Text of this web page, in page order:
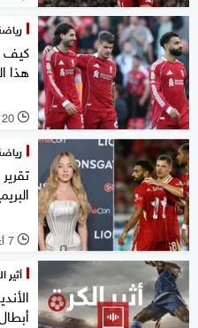
كيف
هذا
l 20 سبتمبر 2025
l 7 أغسطس 2025
أثير